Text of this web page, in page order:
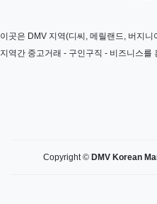
이곳은 DMV 지역(디씨, 메릴랜드, 버지
지역간 중고거래 - 구인구직 - 비즈니스를
Copyright © DMV Korean